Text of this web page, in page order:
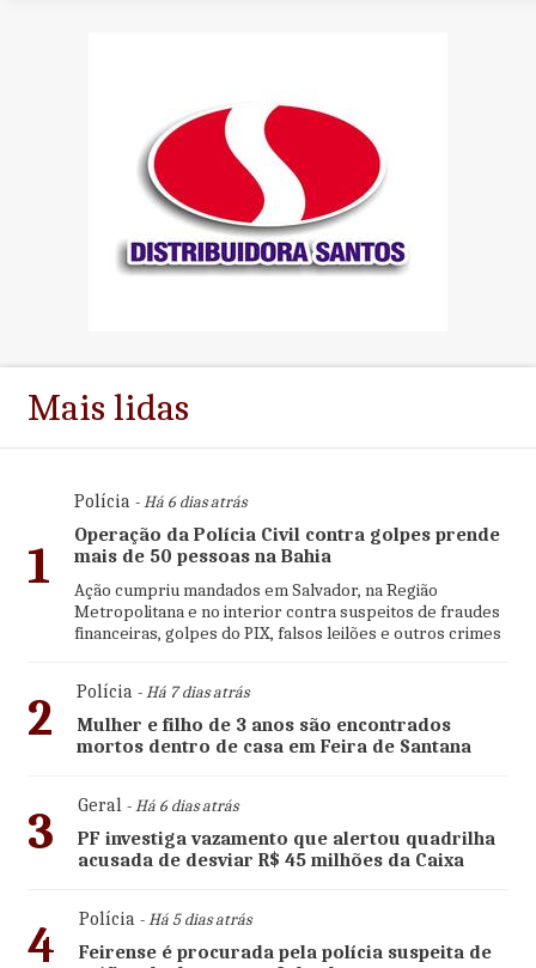
Mais lidas
1
Polícia- Há 6 dias atrás
Operação da Polícia Civil contra golpes prende
mais de 50 pessoas na Bahia
Ação cumpriu mandados em Salvador, na Região
Metropolitana e no interior contra suspeitos de fraudes
financeiras, golpes do PIX, falsos leilões e outros crimes
2 Polícia- Há 7 dias atrás
Mulher e filho de 3 anos são encontrados
mortos dentro de casa em Feira de Santana
3 Geral- Há 6 dias atrás
PF investiga vazamento que alertou quadrilha
acusada de desviar R$ 45 milhões da Caixa
4 Polícia- Há 5 dias atrás
Feirense é procurada pela polícia suspeita de